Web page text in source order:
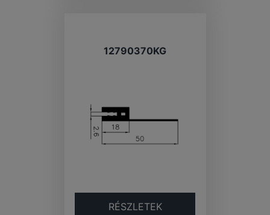
12790370KG
RÉSZLETEK